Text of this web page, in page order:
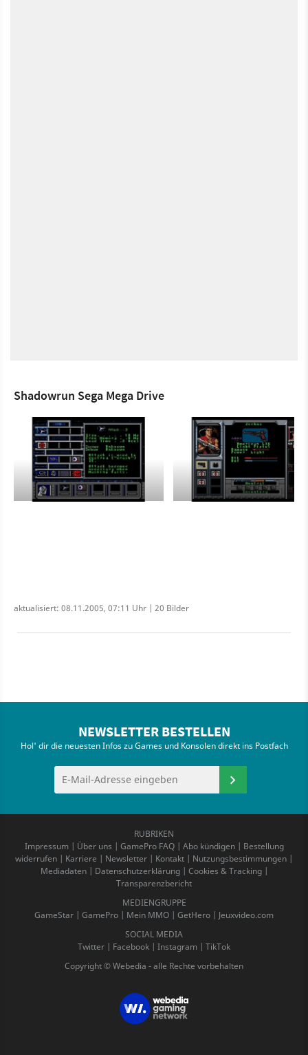
Shadowrun Sega Mega Drive
aktualisiert: 08.11.2005, 07:11 Uhr | 20 Bilder
NEWSLETTER BESTELLEN
Hol' dir die neuesten Infos zu Games und Konsolen direkt ins Postfach
RUBRIKEN
Impressum| Über uns | GamePro FAQ| Abo kündigen| Bestellung
widerrufen | Karriere | Newsletter | Kontakt | Nutzungsbestimmungen |
Mediadaten| Datenschutzerklärung| Cookies & Tracking|
Transparenzbericht
MEDIENGRUPPE
GameStar | GamePro | Mein MMO | GetHero | Jeuxvideo.com
SOCIAL MEDIA
Twitter | Facebook | Instagram | TikTok
Copyright © Webedia - alle Rechte vorbehalten